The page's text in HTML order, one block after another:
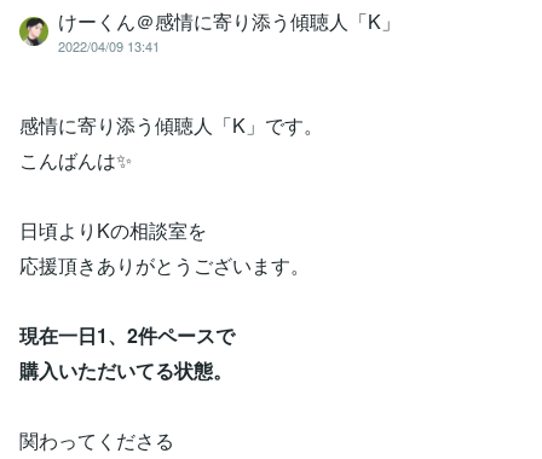
けーくん＠感情に寄り添う傾聴人「K」
2022/04/09 13:41
感情に寄り添う傾聴人「K」です。
こんばんは✨
日頃よりKの相談室を
応援頂きありがとうございます。
現在一日1、2件ペースで
購入いただいてる状態。
関わってくださる